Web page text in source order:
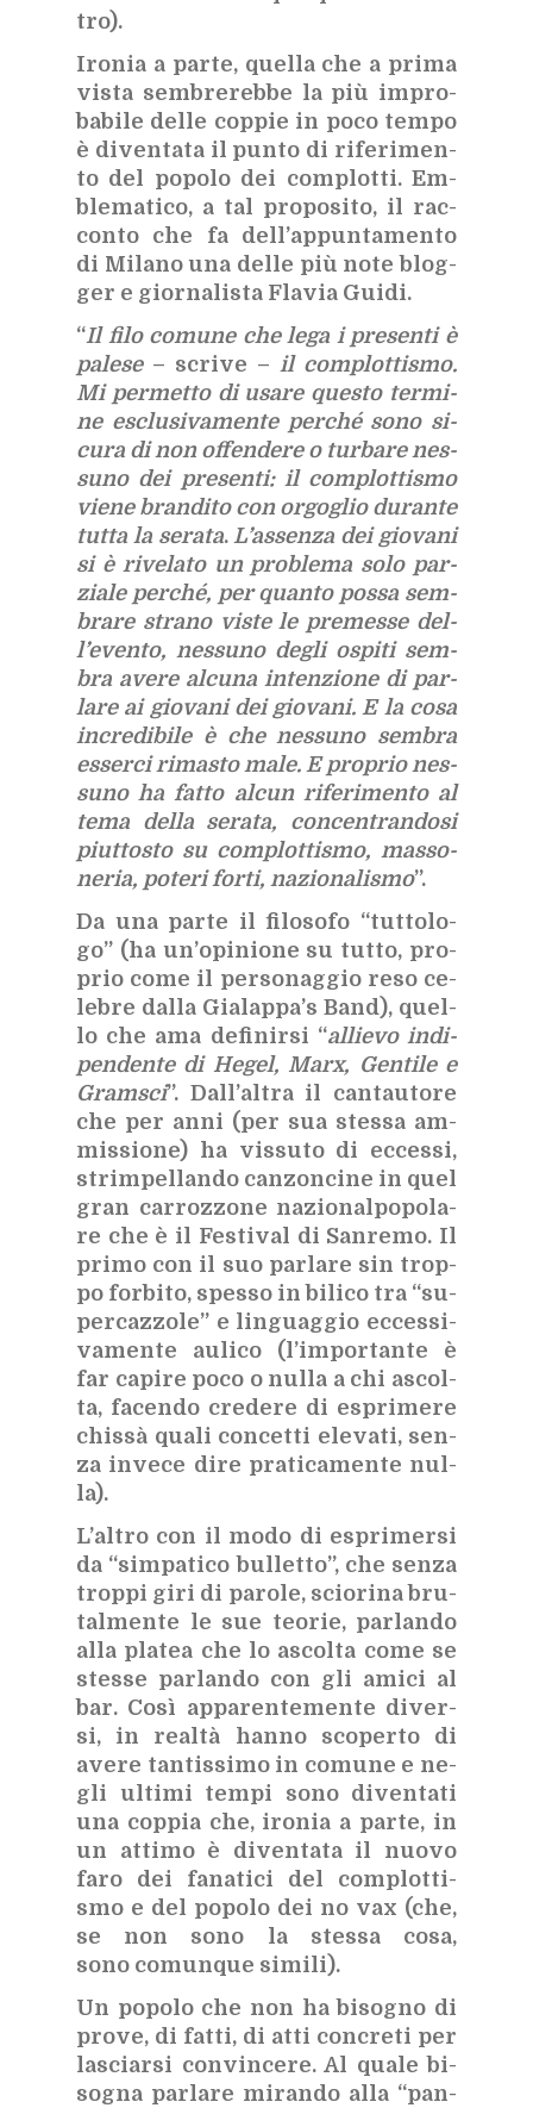
tro).
Iro­nia a par­te, quel­la che a pri­ma
vi­sta sem­bre­reb­be la più im­pro­
ba­bi­le del­le cop­pie in poco tem­po
è di­ven­ta­ta il pun­to di ri­fe­ri­men­
to del po­po­lo dei com­plot­ti. Em­
ble­ma­ti­co, a tal pro­po­si­to, il rac­
con­to che fa del­l’ap­pun­ta­men­to
di Mi­la­no una del­le più note blog­
ger e gior­na­li­sta Fla­via Gui­di.
“Il filo co­mu­ne che lega i pre­sen­ti è
pa­le­se– scri­ve – il com­plot­ti­smo.
Mi per­met­to di usa­re que­sto ter­mi­
ne esclu­si­va­men­te per­ché sono si­
cu­ra di non of­fen­de­re o tur­ba­re nes­
su­no dei pre­sen­ti: il com­plot­ti­smo
vie­ne bran­di­to con or­go­glio du­ran­te
tut­ta la se­ra­ta. L’as­sen­za dei gio­va­ni
si è ri­ve­la­to un pro­ble­ma solo par­
zia­le per­ché, per quan­to pos­sa sem­
bra­re stra­no vi­ste le pre­mes­se del­
l’e­ven­to, nes­su­no de­gli ospi­ti sem­
bra ave­re al­cu­na in­ten­zio­ne di par­
la­re ai gio­va­ni dei gio­va­ni. E la cosa
in­cre­di­bi­le è che nes­su­no sem­bra
es­ser­ci ri­ma­sto male. E pro­prio nes­
su­no ha fat­to al­cun ri­fe­ri­men­to al
tema del­la se­ra­ta, con­cen­tran­do­si
piut­to­sto su com­plot­ti­smo, mas­so­
ne­ria, po­te­ri for­ti, na­zio­na­li­smo”.
Da una par­te il fi­lo­so­fo “tut­to­lo­
go” (ha un’o­pi­nio­ne su tut­to, pro­
prio come il per­so­nag­gio reso ce­
le­bre dal­la Gia­lap­pa’s Band), quel­
lo che ama de­fi­nir­si “al­lie­vo in­di­
pen­den­te di He­gel, Marx, Gen­ti­le e
Gram­sci”. Dal­l’al­tra il can­tau­to­re
che per anni (per sua stes­sa am­
mis­sio­ne) ha vis­su­to di ec­ces­si,
strim­pel­lan­do can­zon­ci­ne in quel
gran car­roz­zo­ne na­zio­nal­po­po­la­
re che è il Fe­sti­val di San­re­mo. Il
pri­mo con il suo par­la­re sin trop­
po for­bi­to, spes­so in bi­li­co tra “su­
per­caz­zo­le” e lin­guag­gio ec­ces­si­
va­men­te au­li­co (l’im­por­tan­te è
far ca­pi­re poco o nul­la a chi ascol­
ta, fa­cen­do cre­de­re di espri­me­re
chis­sà qua­li con­cet­ti ele­va­ti, sen­
za in­ve­ce dire pra­ti­ca­men­te nul­
la).
L’al­tro con il modo di espri­mer­si
da “sim­pa­ti­co bul­let­to”, che sen­za
trop­pi giri di pa­ro­le, scio­ri­na bru­
tal­men­te le sue teo­rie, par­lan­do
alla pla­tea che lo ascol­ta come se
stes­se par­lan­do con gli ami­ci al
bar. Così ap­pa­ren­te­men­te di­ver­
si, in real­tà han­no sco­per­to di
ave­re tan­tis­si­mo in co­mu­ne e ne­
gli ul­ti­mi tem­pi sono di­ven­ta­ti
una cop­pia che, iro­nia a par­te, in
un at­ti­mo è di­ven­ta­ta il nuo­vo
faro dei fa­na­ti­ci del com­plot­ti­
smo e del po­po­lo dei no vax (che,
se non sono la stes­sa cosa,
sono co­mun­que si­mi­li).
Un po­po­lo che non ha bi­so­gno di
pro­ve, di fat­ti, di atti con­cre­ti per
la­sciar­si con­vin­ce­re. Al qua­le bi­
so­gna par­la­re mi­ran­do alla “pan­